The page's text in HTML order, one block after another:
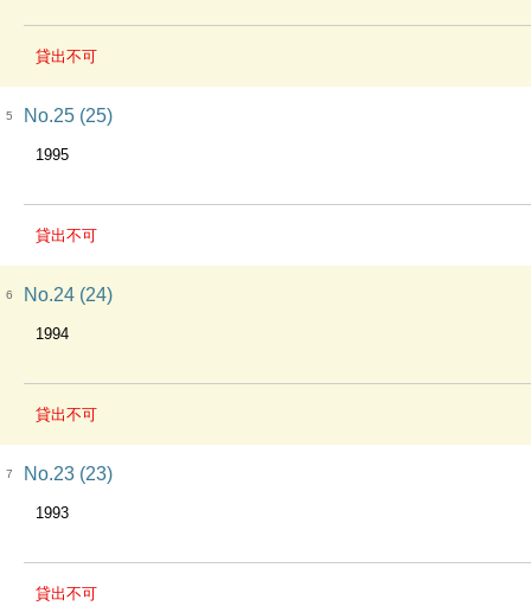
貸出不可
5 No.25 (25)
1995
貸出不可
6 No.24 (24)
1994
貸出不可
7 No.23 (23)
1993
貸出不可